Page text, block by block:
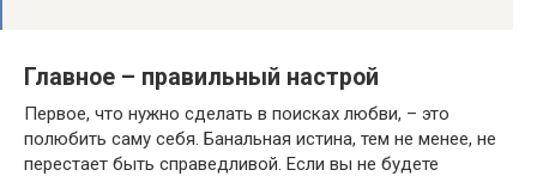
Главное – правильный настрой
Первое, что нужно сделать в поисках любви, – это
полюбить саму себя. Банальная истина, тем не менее, не
перестает быть справедливой. Если вы не будете